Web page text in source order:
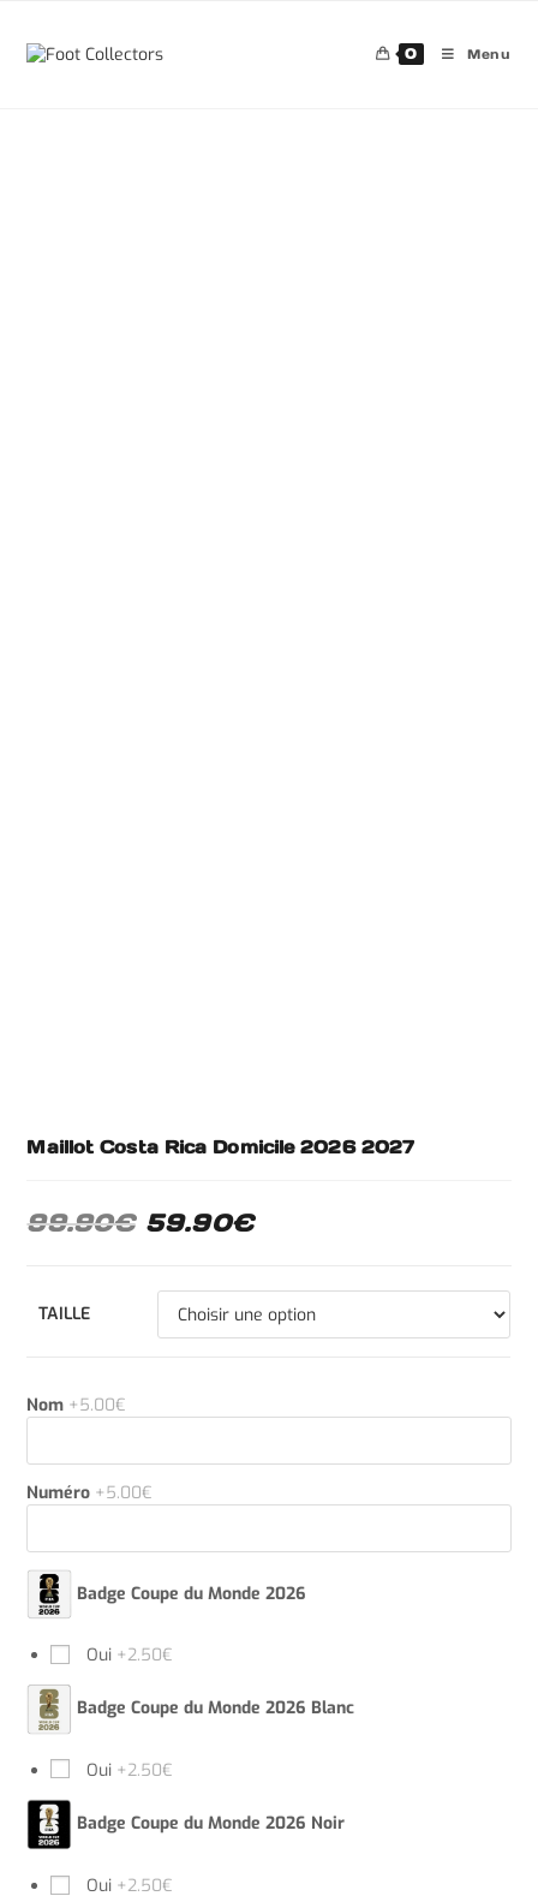
0 Menu
Maillot Costa Rica Domicile 2026 2027
99.90€ 59.90€
TAILLE
Nom +5.00€
Numéro +5.00€
Badge Coupe du Monde 2026
Oui +2.50€
Badge Coupe du Monde 2026 Blanc
Oui +2.50€
Badge Coupe du Monde 2026 Noir
Oui +2.50€